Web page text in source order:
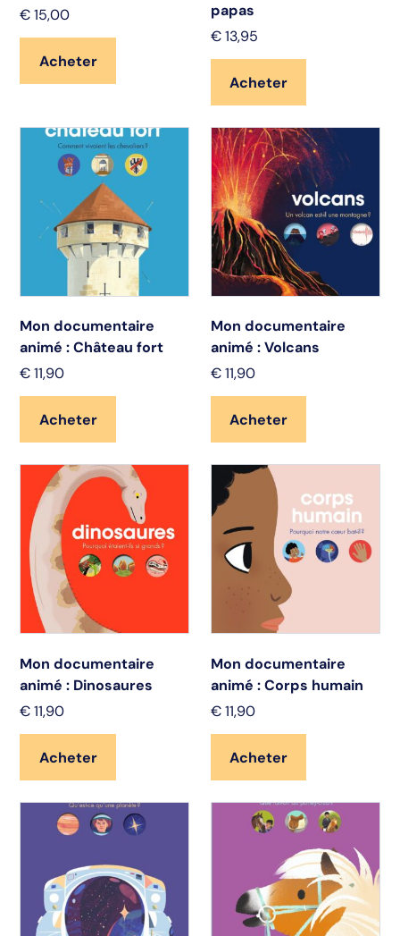
€ 15,00
Acheter
papas
€ 13,95
Acheter
Mon documentaire
animé : Château fort
€ 11,90
Acheter
Mon documentaire
animé : Volcans
€ 11,90
Acheter
Mon documentaire
animé : Dinosaures
€ 11,90
Acheter
Mon documentaire
animé : Corps humain
€ 11,90
Acheter